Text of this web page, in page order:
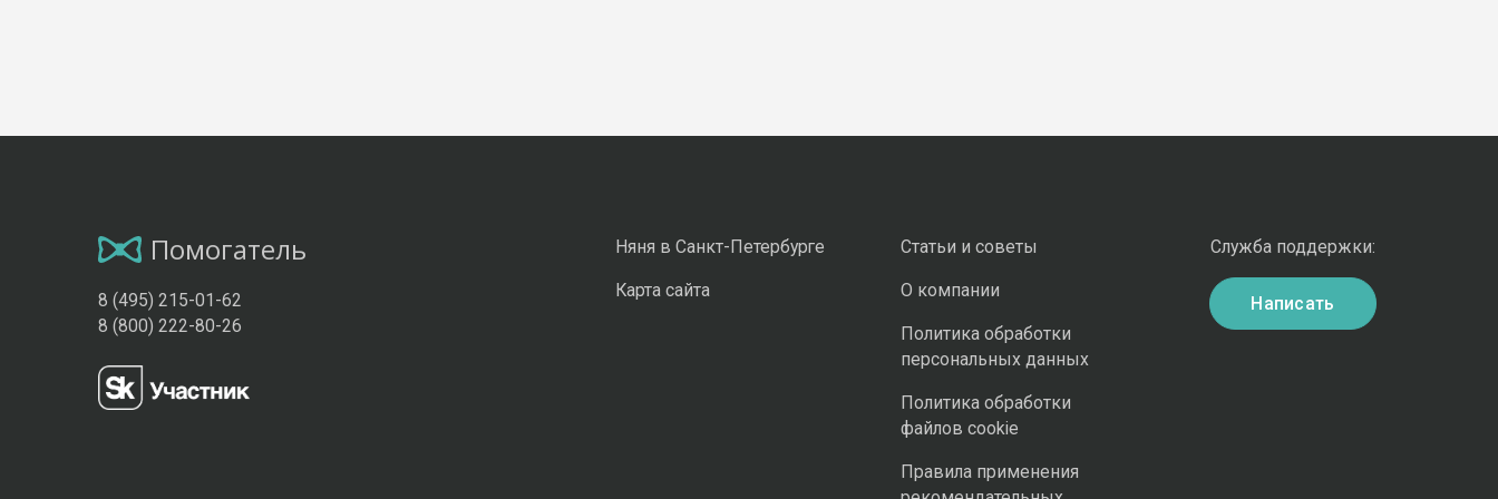
Помогатель
8 (495) 215-01-62
8 (800) 222-80-26
Няня в Санкт-Петербурге
Карта сайта
Статьи и советы
О компании
Политика обработки
персональных данных
Политика обработки
файлов cookie
Правила применения
Служба поддержки:
Написать